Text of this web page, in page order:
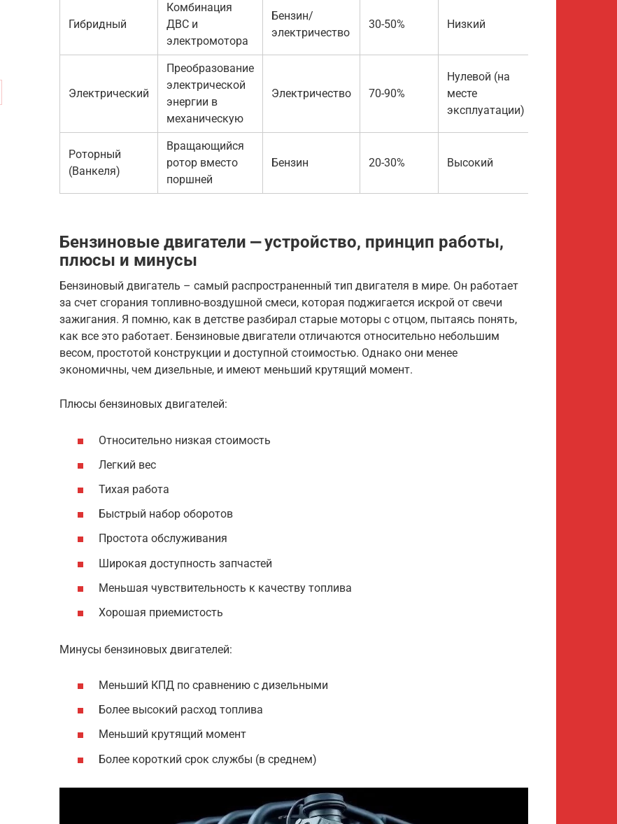
Гибридный
Комбинация
ДВС и
электромотора
Бензин/
электричество
30-50% Низкий
Электрический
Преобразование
электрической
энергии в
механическую
Электричество 70-90%
Нулевой (на
месте
эксплуатации)
Роторный
(Ванкеля)
Вращающийся
ротор вместо
поршней
Бензин 20-30% Высокий
Бензиновые двигатели ⎼ устройство, принцип работы,
плюсы и минусы
Бензиновый двигатель – самый распространенный тип двигателя в мире. Он работает
за счет сгорания топливно-воздушной смеси, которая поджигается искрой от свечи
зажигания. Я помню, как в детстве разбирал старые моторы с отцом, пытаясь понять,
как все это работает. Бензиновые двигатели отличаются относительно небольшим
весом, простотой конструкции и доступной стоимостью. Однако они менее
экономичны, чем дизельные, и имеют меньший крутящий момент.
Плюсы бензиновых двигателей:
Относительно низкая стоимость
Легкий вес
Тихая работа
Быстрый набор оборотов
Простота обслуживания
Широкая доступность запчастей
Меньшая чувствительность к качеству топлива
Хорошая приемистость
Минусы бензиновых двигателей:
Меньший КПД по сравнению с дизельными
Более высокий расход топлива
Меньший крутящий момент
Более короткий срок службы (в среднем)